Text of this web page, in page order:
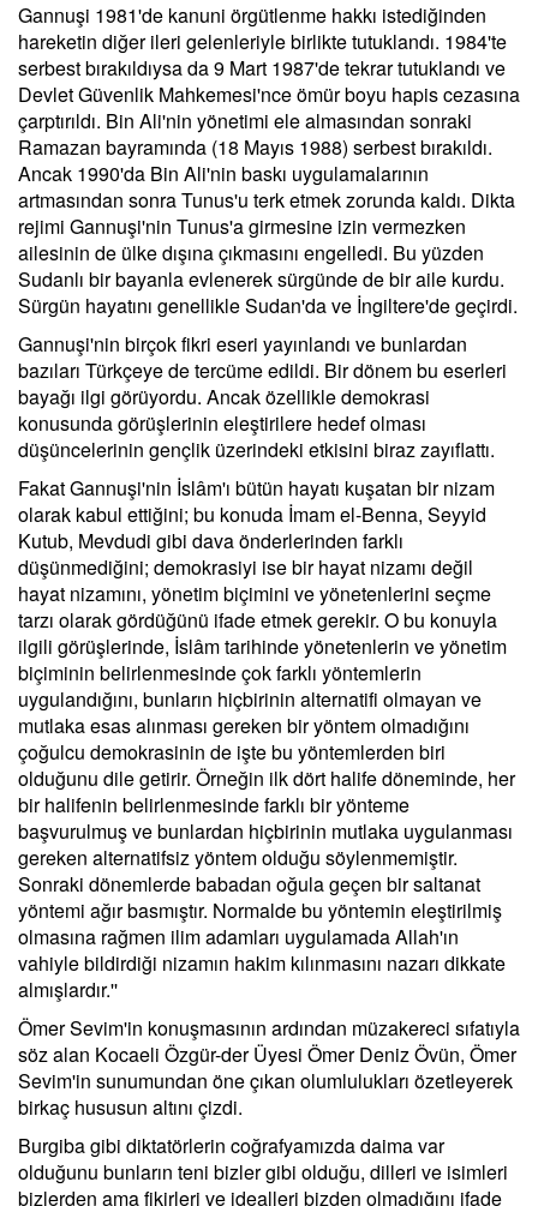
Gannuşi 1981'de kanuni örgütlenme hakkı istediğinden
hareketin diğer ileri gelenleriyle birlikte tutuklandı. 1984'te
serbest bırakıldıysa da 9 Mart 1987'de tekrar tutuklandı ve
Devlet Güvenlik Mahkemesi'nce ömür boyu hapis cezasına
çarptırıldı. Bin Ali'nin yönetimi ele almasından sonraki
Ramazan bayramında (18 Mayıs 1988) serbest bırakıldı.
Ancak 1990'da Bin Ali'nin baskı uygulamalarının
artmasından sonra Tunus'u terk etmek zorunda kaldı. Dikta
rejimi Gannuşi'nin Tunus'a girmesine izin vermezken
ailesinin de ülke dışına çıkmasını engelledi. Bu yüzden
Sudanlı bir bayanla evlenerek sürgünde de bir aile kurdu.
Sürgün hayatını genellikle Sudan'da ve İngiltere'de geçirdi.
Gannuşi'nin birçok fikri eseri yayınlandı ve bunlardan
bazıları Türkçeye de tercüme edildi. Bir dönem bu eserleri
bayağı ilgi görüyordu. Ancak özellikle demokrasi
konusunda görüşlerinin eleştirilere hedef olması
düşüncelerinin gençlik üzerindeki etkisini biraz zayıflattı.
Fakat Gannuşi'nin İslâm'ı bütün hayatı kuşatan bir nizam
olarak kabul ettiğini; bu konuda İmam el-Benna, Seyyid
Kutub, Mevdudi gibi dava önderlerinden farklı
düşünmediğini; demokrasiyi ise bir hayat nizamı değil
hayat nizamını, yönetim biçimini ve yönetenlerini seçme
tarzı olarak gördüğünü ifade etmek gerekir. O bu konuyla
ilgili görüşlerinde, İslâm tarihinde yönetenlerin ve yönetim
biçiminin belirlenmesinde çok farklı yöntemlerin
uygulandığını, bunların hiçbirinin alternatifi olmayan ve
mutlaka esas alınması gereken bir yöntem olmadığını
çoğulcu demokrasinin de işte bu yöntemlerden biri
olduğunu dile getirir. Örneğin ilk dört halife döneminde, her
bir halifenin belirlenmesinde farklı bir yönteme
başvurulmuş ve bunlardan hiçbirinin mutlaka uygulanması
gereken alternatifsiz yöntem olduğu söylenmemiştir.
Sonraki dönemlerde babadan oğula geçen bir saltanat
yöntemi ağır basmıştır. Normalde bu yöntemin eleştirilmiş
olmasına rağmen ilim adamları uygulamada Allah'ın
vahiyle bildirdiği nizamın hakim kılınmasını nazarı dikkate
almışlardır.''
Ömer Sevim'in konuşmasının ardından müzakereci sıfatıyla
söz alan Kocaeli Özgür-der Üyesi Ömer Deniz Övün, Ömer
Sevim'in sunumundan öne çıkan olumlulukları özetleyerek
birkaç hususun altını çizdi.
Burgiba gibi diktatörlerin coğrafyamızda daima var
olduğunu bunların teni bizler gibi olduğu, dilleri ve isimleri
bizlerden ama fikirleri ve idealleri bizden olmadığını ifade